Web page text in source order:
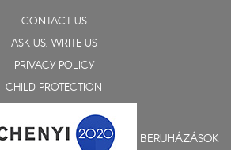
CONTACT US
ASK US, WRITE US
PRIVACY POLICY
CHILD PROTECTION
BERUHÁZÁSOK